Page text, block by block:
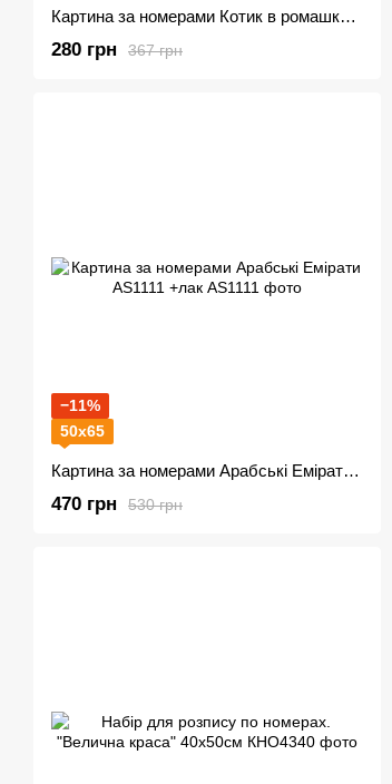
Картина за номерами Котик в ромашках W4013
367 грн
280 грн
−11%
50х65
Картина за номерами Арабські Емірати AS1111 +лак
530 грн
470 грн